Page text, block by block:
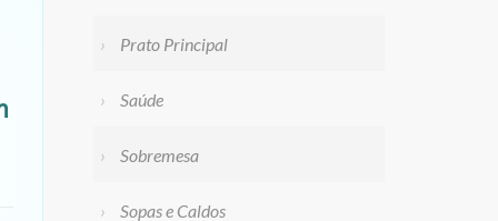
Prato Principal
Saúde
Sobremesa
Sopas e Caldos